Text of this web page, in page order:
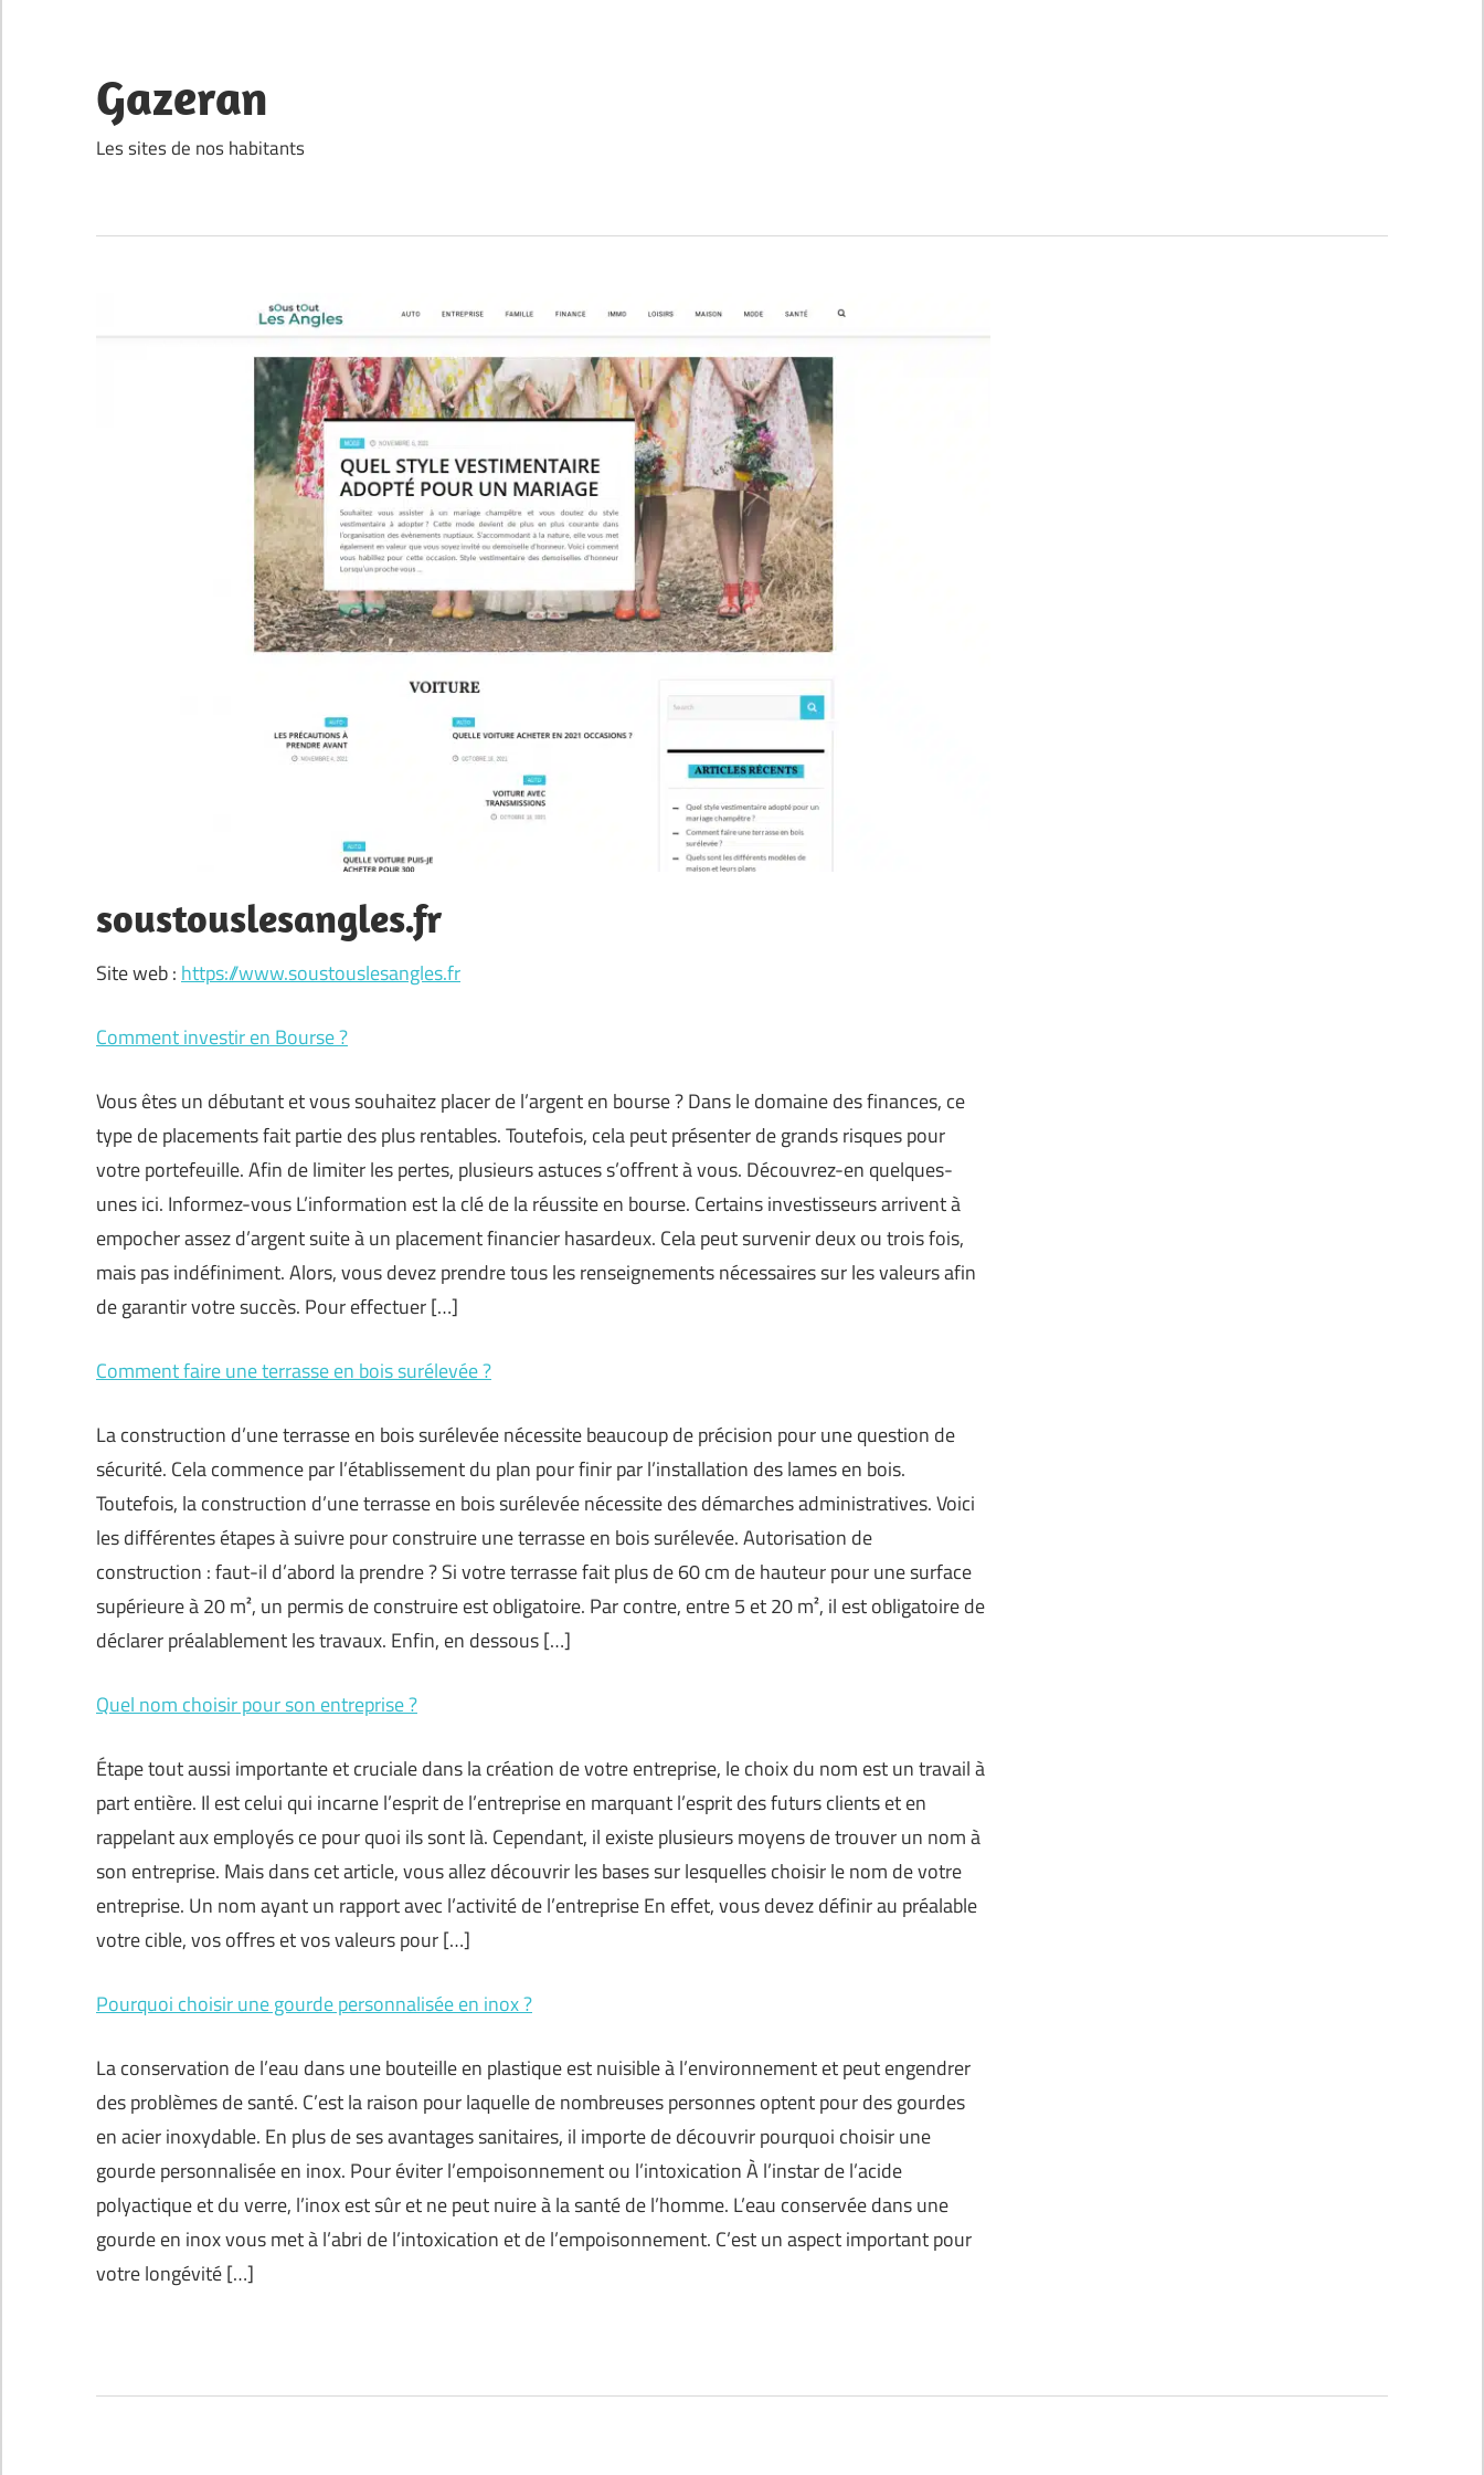
content
Gazeran
Les sites de nos habitants
soustouslesangles.fr
Site web : https://www.soustouslesangles.fr
Comment investir en Bourse ?
Vous êtes un débutant et vous souhaitez placer de l’argent en bourse ? Dans le domaine des finances, ce
type de placements fait partie des plus rentables. Toutefois, cela peut présenter de grands risques pour
votre portefeuille. Afin de limiter les pertes, plusieurs astuces s’offrent à vous. Découvrez-en quelques-
unes ici. Informez-vous L’information est la clé de la réussite en bourse. Certains investisseurs arrivent à
empocher assez d’argent suite à un placement financier hasardeux. Cela peut survenir deux ou trois fois,
mais pas indéfiniment. Alors, vous devez prendre tous les renseignements nécessaires sur les valeurs afin
de garantir votre succès. Pour effectuer […]
Comment faire une terrasse en bois surélevée ?
La construction d’une terrasse en bois surélevée nécessite beaucoup de précision pour une question de
sécurité. Cela commence par l’établissement du plan pour finir par l’installation des lames en bois.
Toutefois, la construction d’une terrasse en bois surélevée nécessite des démarches administratives. Voici
les différentes étapes à suivre pour construire une terrasse en bois surélevée. Autorisation de
construction : faut-il d’abord la prendre ? Si votre terrasse fait plus de 60 cm de hauteur pour une surface
supérieure à 20 m², un permis de construire est obligatoire. Par contre, entre 5 et 20 m², il est obligatoire de
déclarer préalablement les travaux. Enfin, en dessous […]
Quel nom choisir pour son entreprise ?
Étape tout aussi importante et cruciale dans la création de votre entreprise, le choix du nom est un travail à
part entière. Il est celui qui incarne l’esprit de l’entreprise en marquant l’esprit des futurs clients et en
rappelant aux employés ce pour quoi ils sont là. Cependant, il existe plusieurs moyens de trouver un nom à
son entreprise. Mais dans cet article, vous allez découvrir les bases sur lesquelles choisir le nom de votre
entreprise. Un nom ayant un rapport avec l’activité de l’entreprise En effet, vous devez définir au préalable
votre cible, vos offres et vos valeurs pour […]
Pourquoi choisir une gourde personnalisée en inox ?
La conservation de l’eau dans une bouteille en plastique est nuisible à l’environnement et peut engendrer
des problèmes de santé. C’est la raison pour laquelle de nombreuses personnes optent pour des gourdes
en acier inoxydable. En plus de ses avantages sanitaires, il importe de découvrir pourquoi choisir une
gourde personnalisée en inox. Pour éviter l’empoisonnement ou l’intoxication À l’instar de l’acide
polyactique et du verre, l’inox est sûr et ne peut nuire à la santé de l’homme. L’eau conservée dans une
gourde en inox vous met à l’abri de l’intoxication et de l’empoisonnement. C’est un aspect important pour
votre longévité […]